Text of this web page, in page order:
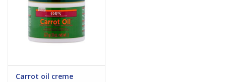
Carrot oil creme